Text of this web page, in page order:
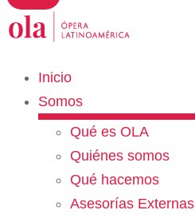
Inicio
Somos
Qué es OLA
Quiénes somos
Qué hacemos
Asesorías Externas